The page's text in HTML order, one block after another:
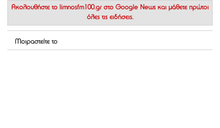
Ακολουθήστε το limnosfm100.gr στο Google News και μάθετε πρώτοι
όλες τις ειδήσεις.
Μοιραστείτε το